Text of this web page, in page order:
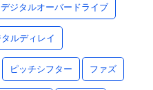
デジタルオーバードライブ
ルディレイ
ピッチシフター ファズ